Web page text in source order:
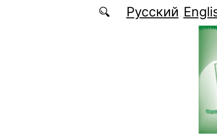
Перейти к основному содержаниюРусский